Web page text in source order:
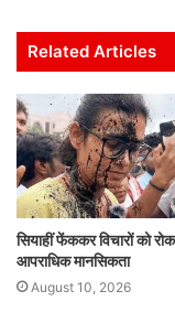
s
A
p
p
e
b
o
o
k
Related Articles
सियाहीं फेंककर विचारों को
आपराधिक मानसिकता
August 10, 2026